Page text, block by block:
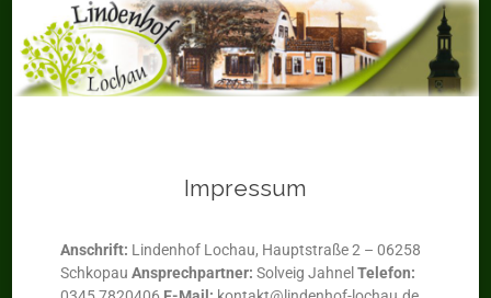
Impressum
Anschrift: Lindenhof Lochau, Hauptstraße 2 – 06258
SchkopauAnsprechpartner: Solveig JahnelTelefon: